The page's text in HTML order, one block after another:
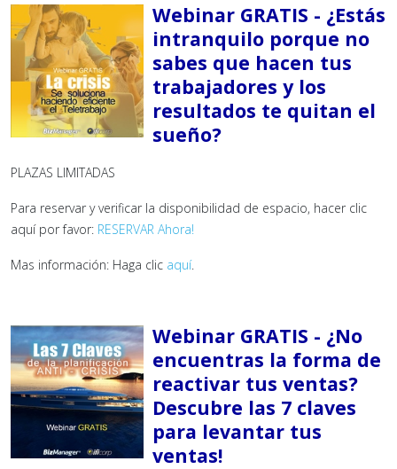
Webinar GRATIS - ¿Estás
intranquilo porque no
sabes que hacen tus
trabajadores y los
resultados te quitan el
sueño?
PLAZAS LIMITADAS
Para reservar y verificar la disponibilidad de espacio, hacer clic
aquí por favor: RESERVAR Ahora!
Mas información: Haga clic aquí.
Webinar GRATIS - ¿No
encuentras la forma de
reactivar tus ventas?
Descubre las 7 claves
para levantar tus
ventas!